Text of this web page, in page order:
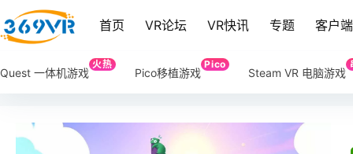
首页 VR论坛 VR快讯 专题 客户
Quest 一体机游戏
火热
Pico移植游戏
Pico
Steam VR 电脑游戏